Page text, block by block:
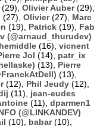
(29), Olivier Auber(29),
(27), Olivier(27), Marc
(19), Patrick (19), Fab
(@arnaud_thurudev)
(16), vicnent
Jol (14), patr_ix
(13), Pierre
(13),
(12), Phil Jeudy (12),
(11), jean-eudes
(11), dparmen1
(@LINKANDEV)
(10), babar(10),